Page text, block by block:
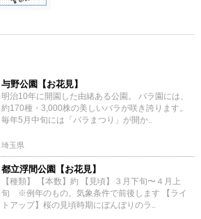
与野公園【お花見】
明治10年に開園した由緒ある公園。 バラ園には、
約170種・3,000株の美しいバラが咲き誇ります。
毎年5月中旬には「バラまつり」が開か..
埼玉県
都立浮間公園【お花見】
【種類】 【本数】約 【見頃】３月下旬〜４月上
旬 ※例年のもの。気象条件で前後します 【ライ
トアップ】桜の見頃時期にぼんぼりのラ..